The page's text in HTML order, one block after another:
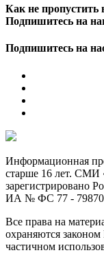
Как не пропустить
Подпишитесь на
Подпишитесь на
Информационная
старше 16 лет. СМИ
зарегистрировано
ИА № ФС 77 - 79870
Все права на
охраняются
частичном